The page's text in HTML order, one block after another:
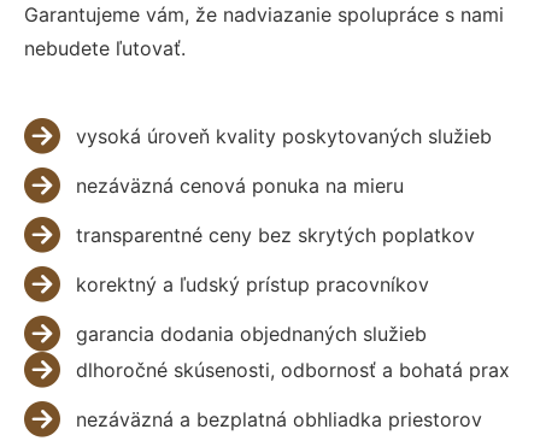
Garantujeme vám, že nadviazanie spolupráce s nami
nebudete ľutovať.
vysoká úroveň kvality poskytovaných služieb
nezáväzná cenová ponuka na mieru
transparentné ceny bez skrytých poplatkov
korektný a ľudský prístup pracovníkov
garancia dodania objednaných služieb
dlhoročné skúsenosti, odbornosť a bohatá prax
nezáväzná a bezplatná obhliadka priestorov